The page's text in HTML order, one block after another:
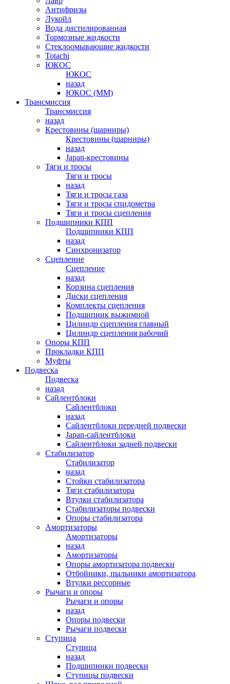
Антифризы
Лукойл
Вода дистилированная
Тормозные жидкости
Стеклоомывающие жидкости
Totachi
ЮКОС
ЮКОС
назад
ЮКОС (ММ)
Трансмиссия
Трансмиссия
назад
Крестовины (шарниры)
Крестовины (шарниры)
назад
Japan-крестовины
Тяги и тросы
Тяги и тросы
назад
Тяги и тросы газа
Тяги и тросы спидометра
Тяги и тросы сцепления
Подшипники КПП
Подшипники КПП
назад
Синхронизатор
Сцепление
Сцепление
назад
Корзина сцепления
Диски сцепления
Комплекты сцепления
Подшипник выжимной
Цилиндр сцепления главный
Цилиндр сцепления рабочий
Опоры КПП
Прокладки КПП
Муфты
Подвеска
Подвеска
назад
Сайлентблоки
Сайлентблоки
назад
Сайлентблоки передней подвески
Japan-сайлентблоки
Сайлентблоки задней подвески
Стабилизатор
Стабилизатор
назад
Стойки стабилизатора
Тяги стабилизатора
Втулки стабилизатора
Стабилизаторы подвески
Опоры стабилизатора
Амортизаторы
Амортизаторы
назад
Амортизаторы
Опоры амортизатора подвески
Отбойники, пыльники амортизатора
Втулки рессорные
Рычаги и опоры
Рычаги и опоры
назад
Опоры подвески
Рычаги подвески
Ступица
Ступица
назад
Подшипники подвески
Ступицы подвески